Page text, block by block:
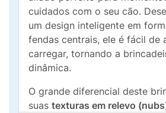
cuidados com o seu cão.
um design inteligente em
fendas centrais, ele é fácil de
carregar, tornando a
dinâmica.
O grande diferencial deste
suas texturas em relevo